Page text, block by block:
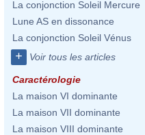
La conjonction Soleil Mercure
Lune AS en dissonance
La conjonction Soleil Vénus
+ Voir tous les articles
Caractérologie
La maison VI dominante
La maison VII dominante
La maison VIII dominante